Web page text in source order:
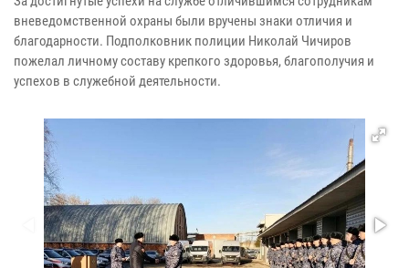
вневедомственной охраны были вручены знаки отличия и
благодарности. Подполковник полиции Николай Чичиров
пожелал личному составу крепкого здоровья, благополучия и
успехов в служебной деятельности.